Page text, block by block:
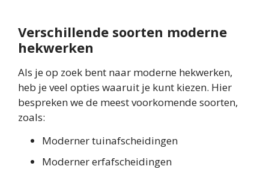
Verschillende soorten moderne
hekwerken
Als je op zoek bent naar moderne hekwerken,
heb je veel opties waaruit je kunt kiezen. Hier
bespreken we de meest voorkomende soorten,
zoals:
Moderner tuinafscheidingen
Moderner erfafscheidingen